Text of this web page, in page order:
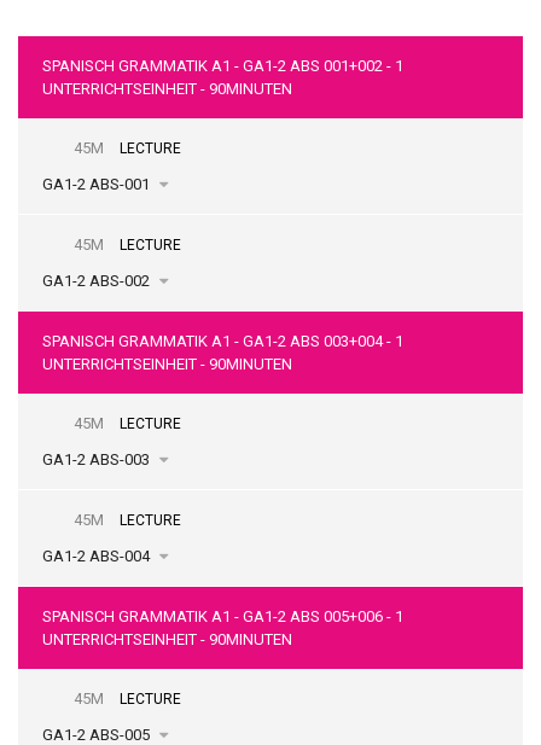
SPANISCH GRAMMATIK A1 - GA1-2 ABS 001+002 - 1
UNTERRICHTSEINHEIT - 90MINUTEN
GA1-2 ABS-001
45M LECTURE
GA1-2 ABS-002
45M LECTURE
SPANISCH GRAMMATIK A1 - GA1-2 ABS 003+004 - 1
UNTERRICHTSEINHEIT - 90MINUTEN
GA1-2 ABS-003
45M LECTURE
GA1-2 ABS-004
45M LECTURE
SPANISCH GRAMMATIK A1 - GA1-2 ABS 005+006 - 1
UNTERRICHTSEINHEIT - 90MINUTEN
GA1-2 ABS-005
45M LECTURE